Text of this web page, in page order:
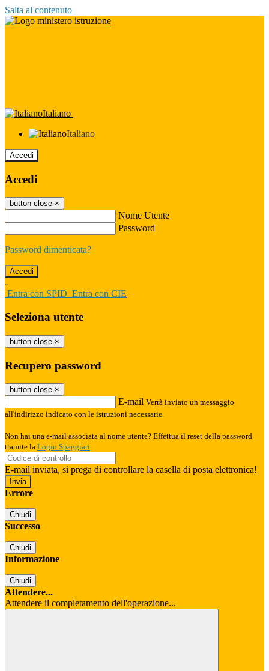
Salta al contenuto
Italiano
Italiano
Accedi
Accedi
button close ×
Nome Utente
Password
Password dimenticata?
-
Entra con SPID Entra con CIE
Seleziona utente
button close ×
Recupero password
button close ×
E-mail Verrà inviato un messaggio
all'indirizzo indicato con le istruzioni necessarie.
Non hai una e-mail associata al nome utente? Effettua il reset della password
tramite la Login Spaggiari
E-mail inviata, si prega di controllare la casella di posta elettronica!
Errore
Chiudi
Successo
Chiudi
Informazione
Chiudi
Attendere...
Attendere il completamento dell'operazione...